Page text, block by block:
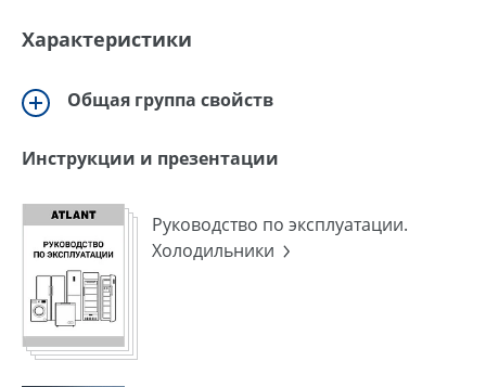
Характеристики
Общая группа свойств
Инструкции и презентации
Руководство по эксплуатации.
Холодильники